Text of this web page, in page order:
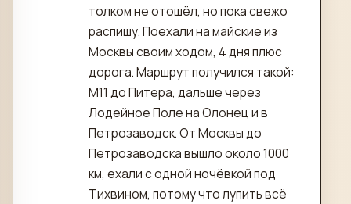
толком не отошёл, но пока свежо
распишу. Поехали на майские из
Москвы своим ходом, 4 дня плюс
дорога. Маршрут получился такой:
М11 до Питера, дальше через
Лодейное Поле на Олонец и в
Петрозаводск. От Москвы до
Петрозаводска вышло около 1000
км, ехали с одной ночёвкой под
Тихвином, потому что лупить всё